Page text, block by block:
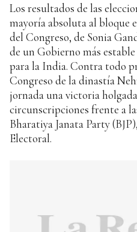
Los resultados de las
mayoría absoluta al bloque
del Congreso, de Sonia
de un Gobierno más
para la India. Contra todo
Congreso de la dinastía
jornada una victoria
circunscripciones frente a
Bharatiya Janata Party
Electoral.